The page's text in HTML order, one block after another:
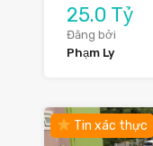
25.0 Tỷ
Đăng bởi
Phạm Ly
Tin xác thực